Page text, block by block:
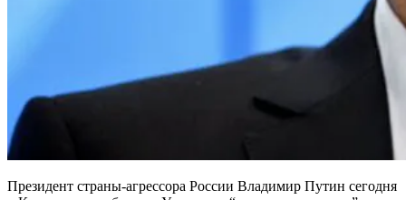
Президент страны-агрессора России Владимир Путин сегодня